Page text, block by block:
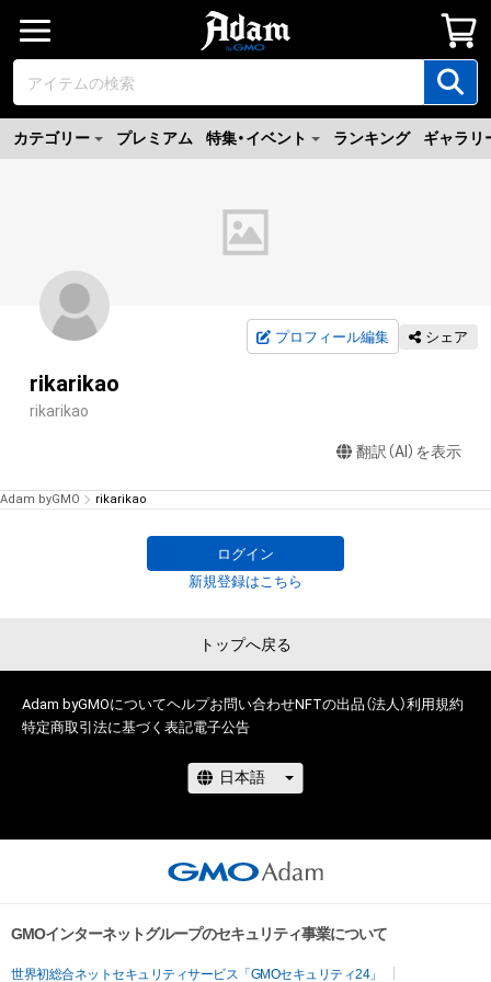
カテゴリー プレミアム 特集・イベント ランキング ギャラリ
プロフィール編集 シェア
rikarikao
rikarikao
翻訳（AI）を表示
Adam byGMO rikarikao
ログイン
新規登録はこちら
トップへ戻る
Adam byGMOについてヘルプお問い合わせNFTの出品（法人）利用規約
特定商取引法に基づく表記電子公告
GMOインターネットグループのセキュリティ事業について
世界初総合ネットセキュリティサービス「GMOセキュリティ24」